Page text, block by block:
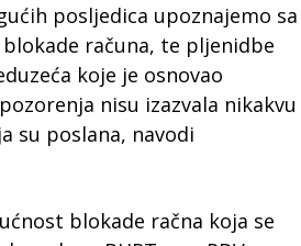
posljedica upoznajemo sa
računa, te pljenidbe
koje je osnovao
nisu izazvala nikakvu
su poslana, navodi
blokade račna koja se